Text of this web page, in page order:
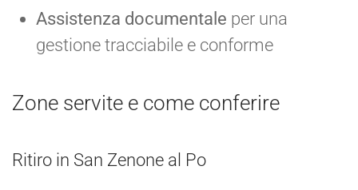
Assistenza documentale per una
gestione tracciabile e conforme
Zone servite e come conferire
Ritiro in San Zenone al Po